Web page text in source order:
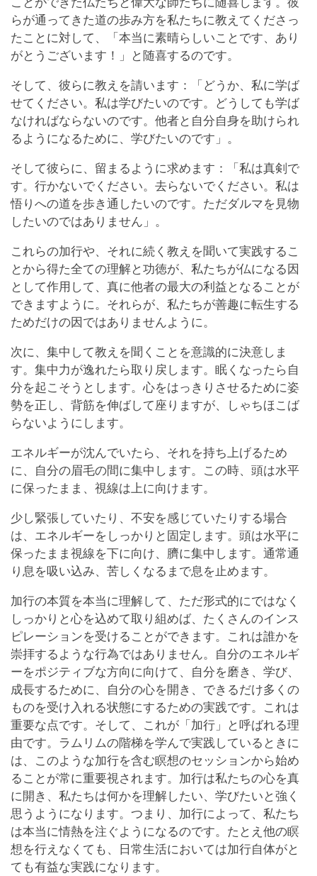
らが通ってきた道の歩み方を私たちに教えてくださっ
たことに対して、「本当に素晴らしいことです、あり
がとうございます！」と随喜するのです。
そして、彼らに教えを請います：「どうか、私に学ば
せてください。私は学びたいのです。どうしても学ば
なければならないのです。他者と自分自身を助けられ
るようになるために、学びたいのです」。
そして彼らに、留まるように求めます：「私は真剣で
す。行かないでください。去らないでください。私は
悟りへの道を歩き通したいのです。ただダルマを見物
したいのではありません」。
これらの加行や、それに続く教えを聞いて実践するこ
とから得た全ての理解と功徳が、私たちが仏になる因
として作用して、真に他者の最大の利益となることが
できますように。それらが、私たちが善趣に転生する
ためだけの因ではありませんように。
次に、集中して教えを聞くことを意識的に決意しま
す。集中力が逸れたら取り戻します。眠くなったら自
分を起こそうとします。心をはっきりさせるために姿
勢を正し、背筋を伸ばして座りますが、しゃちほこば
らないようにします。
エネルギーが沈んでいたら、それを持ち上げるため
に、自分の眉毛の間に集中します。この時、頭は水平
に保ったまま、視線は上に向けます。
少し緊張していたり、不安を感じていたりする場合
は、エネルギーをしっかりと固定します。頭は水平に
保ったまま視線を下に向け、臍に集中します。通常通
り息を吸い込み、苦しくなるまで息を止めます。
加行の本質を本当に理解して、ただ形式的にではなく
しっかりと心を込めて取り組めば、たくさんのインス
ピレーションを受けることができます。これは誰かを
崇拝するような行為ではありません。自分のエネルギ
ーをポジティブな方向に向けて、自分を磨き、学び、
成長するために、自分の心を開き、できるだけ多くの
ものを受け入れる状態にするための実践です。これは
重要な点です。そして、これが「加行」と呼ばれる理
由です。ラムリムの階梯を学んで実践しているときに
は、このような加行を含む瞑想のセッションから始め
ることが常に重要視されます。加行は私たちの心を真
に開き、私たちは何かを理解したい、学びたいと強く
思うようになります。つまり、加行によって、私たち
は本当に情熱を注ぐようになるのです。たとえ他の瞑
想を行えなくても、日常生活においては加行自体がと
ても有益な実践になります。